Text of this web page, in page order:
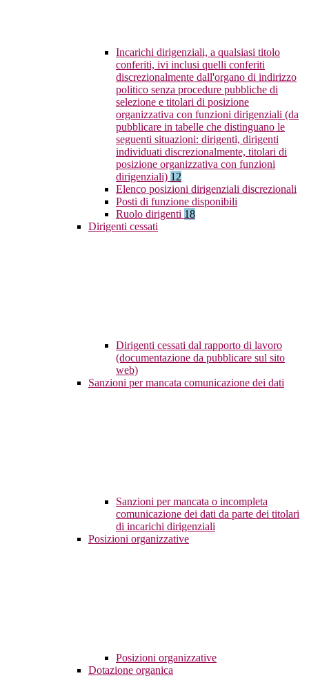
Incarichi dirigenziali, a qualsiasi titolo
conferiti, ivi inclusi quelli conferiti
discrezionalmente dall'organo di indirizzo
politico senza procedure pubbliche di
selezione e titolari di posizione
organizzativa con funzioni dirigenziali (da
pubblicare in tabelle che distinguano le
seguenti situazioni: dirigenti, dirigenti
individuati discrezionalmente, titolari di
posizione organizzativa con funzioni
dirigenziali) 12
Elenco posizioni dirigenziali discrezionali
Posti di funzione disponibili
Ruolo dirigenti 18
Dirigenti cessati
Dirigenti cessati dal rapporto di lavoro
(documentazione da pubblicare sul sito
web)
Sanzioni per mancata comunicazione dei dati
Sanzioni per mancata o incompleta
comunicazione dei dati da parte dei titolari
di incarichi dirigenziali
Posizioni organizzative
Posizioni organizzative
Dotazione organica